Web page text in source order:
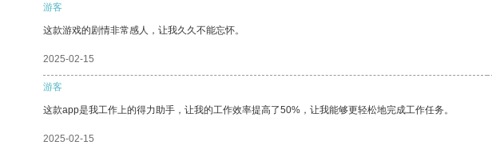
游客
这款游戏的剧情非常感人，让我久久不能忘怀。
2025-02-15
游客
这款app是我工作上的得力助手，让我的工作效率提高了50%，让我能够更轻松地完成工作任务。
2025-02-15